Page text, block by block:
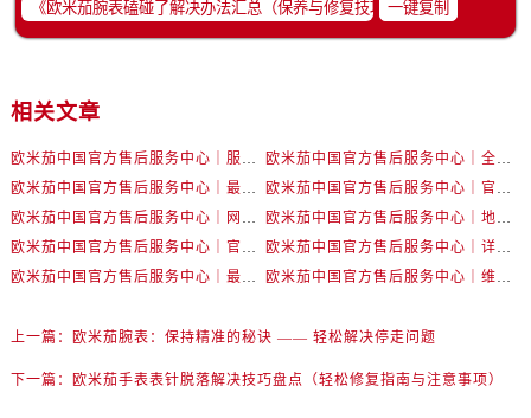
内蒙古自治区赤峰市红山区哈达街售后服务中心（需提前预约）
内蒙古自治区鄂尔多斯市东胜区伊金霍洛街售后服务中心（需提前预约）
内蒙古自治区呼伦贝尔市海拉尔区中央街售后服务中心（需提前预约）
内蒙古自治区通辽市科尔沁区明仁大街售后服务中心（需提前预约）
内蒙古自治区乌海市海勃湾区人民南路售后服务中心（需提前预约）
内蒙古自治区兴安盟市乌兰浩特市兴安大街售后服务中心（需提前预约）
一键复制
相关文章
欧米茄中国官方售后服务中心｜服务热线及详细地址权威信息公告（2026年7月最新）
欧米茄中国官方售后服务中心｜全部地址与售后电话权威信息声明（2026年7月最新）
欧米茄中国官方售后服务中心｜最新地址及官方服务热线权威信息公告（2026年7月最新）
欧米茄中国官方售后服务中心｜官方电话和维修地址权威信息公告（2026年7月最新）
欧米茄中国官方售后服务中心｜网点地址和官方热线权威信息通知（2026年7月最新）
欧米茄中国官方售后服务中心｜地址与24小时服务电话权威信息公告（2026年7月最新）
欧米茄中国官方售后服务中心｜官方地址与售后电话权威信息公告（2026年7月最新）
欧米茄中国官方售后服务中心｜详细地址与官方电话权威信息通告（2026年7月最新）
欧米茄中国官方售后服务中心｜最新热线电话与地址权威信息公告（2026年7月最新）
欧米茄中国官方售后服务中心｜维修地址与售后服务电话权威信息声明（2026年7月最新）
上一篇： 欧米茄腕表：保持精准的秘诀 —— 轻松解决停走问题
下一篇： 欧米茄手表表针脱落解决技巧盘点（轻松修复指南与注意事项）